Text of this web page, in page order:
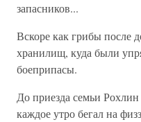
запасников...
Вскоре как грибы после
хранилищ, куда были
боеприпасы.
До приезда семьи
каждое утро бегал на